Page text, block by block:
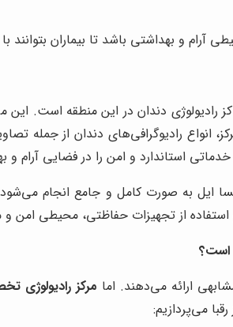
آرام و بهداشتی باشد تا بیماران بتوانند
دندان در این منطقه است. این
انواع رادیوگرافی‌های دندان از
استاندارد و امن را در فضایی آرام و
ایل به صورت کامل و جامع انجام
از تجهیزات حفاظتی، محیطی امن و
است؟
ارائه می‌دهند. اما مرکز رادیولوژی
می‌پردازیم: